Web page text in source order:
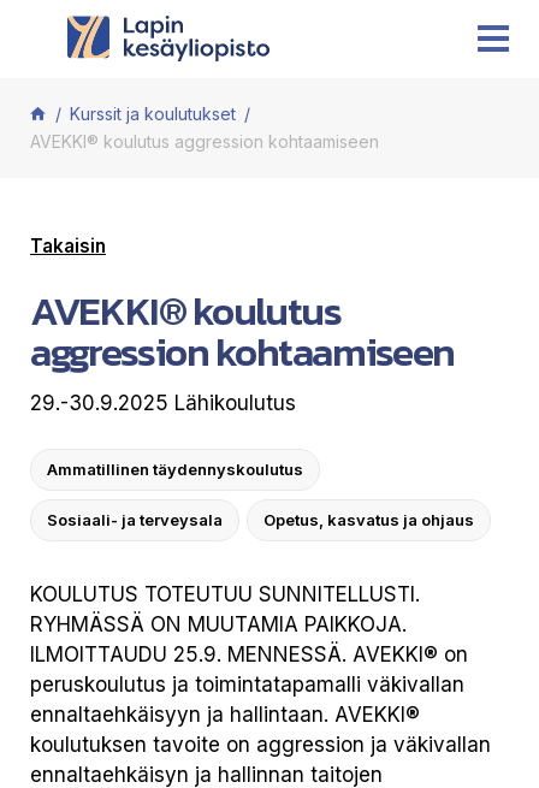
Siirry sisältöön
Kurssit ja koulutukset
AVEKKI® koulutus aggression kohtaamiseen
Takaisin
AVEKKI® koulutus
aggression kohtaamiseen
29.-30.9.2025 Lähikoulutus
Ammatillinen täydennyskoulutus
Sosiaali- ja terveysala Opetus, kasvatus ja ohjaus
KOULUTUS TOTEUTUU SUNNITELLUSTI.
RYHMÄSSÄ ON MUUTAMIA PAIKKOJA.
ILMOITTAUDU 25.9. MENNESSÄ. AVEKKI® on
peruskoulutus ja toimintatapamalli väkivallan
ennaltaehkäisyyn ja hallintaan. AVEKKI®
koulutuksen tavoite on aggression ja väkivallan
ennaltaehkäisyn ja hallinnan taitojen